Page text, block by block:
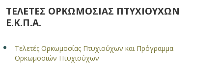
ΤΕΛΕΤΕΣ ΟΡΚΩΜΟΣΙΑΣ ΠΤΥΧΙΟΥΧΩΝ
Ε.Κ.Π.Α.
Τελετές Ορκωμοσίας Πτυχιούχων και Πρόγραμμα
Ορκωμοσιών Πτυχιούχων